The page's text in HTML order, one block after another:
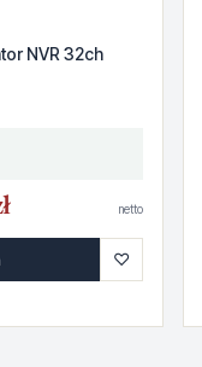
NVR 32ch
netto
♡